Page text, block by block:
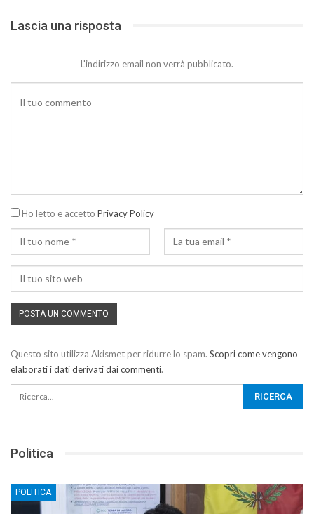
Lascia una risposta
L'indirizzo email non verrà pubblicato.
Ho letto e accetto Privacy Policy
Questo sito utilizza Akismet per ridurre lo spam. Scopri come vengono
elaborati i dati derivati dai commenti.
Politica
POLITICA